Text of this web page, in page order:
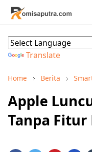
Translate
Home Berita
Apple
Tanpa Fitur